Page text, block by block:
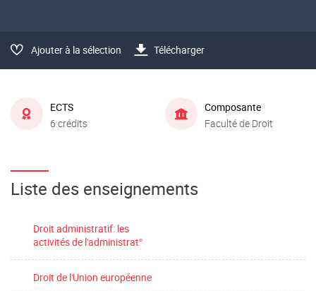
Ajouter à la sélection Télécharger
ECTS
6 crédits
Composante
Faculté de Droit
Liste des enseignements
Droit administratif: les
activités de l'administrat°
Droit de l'Union européenne